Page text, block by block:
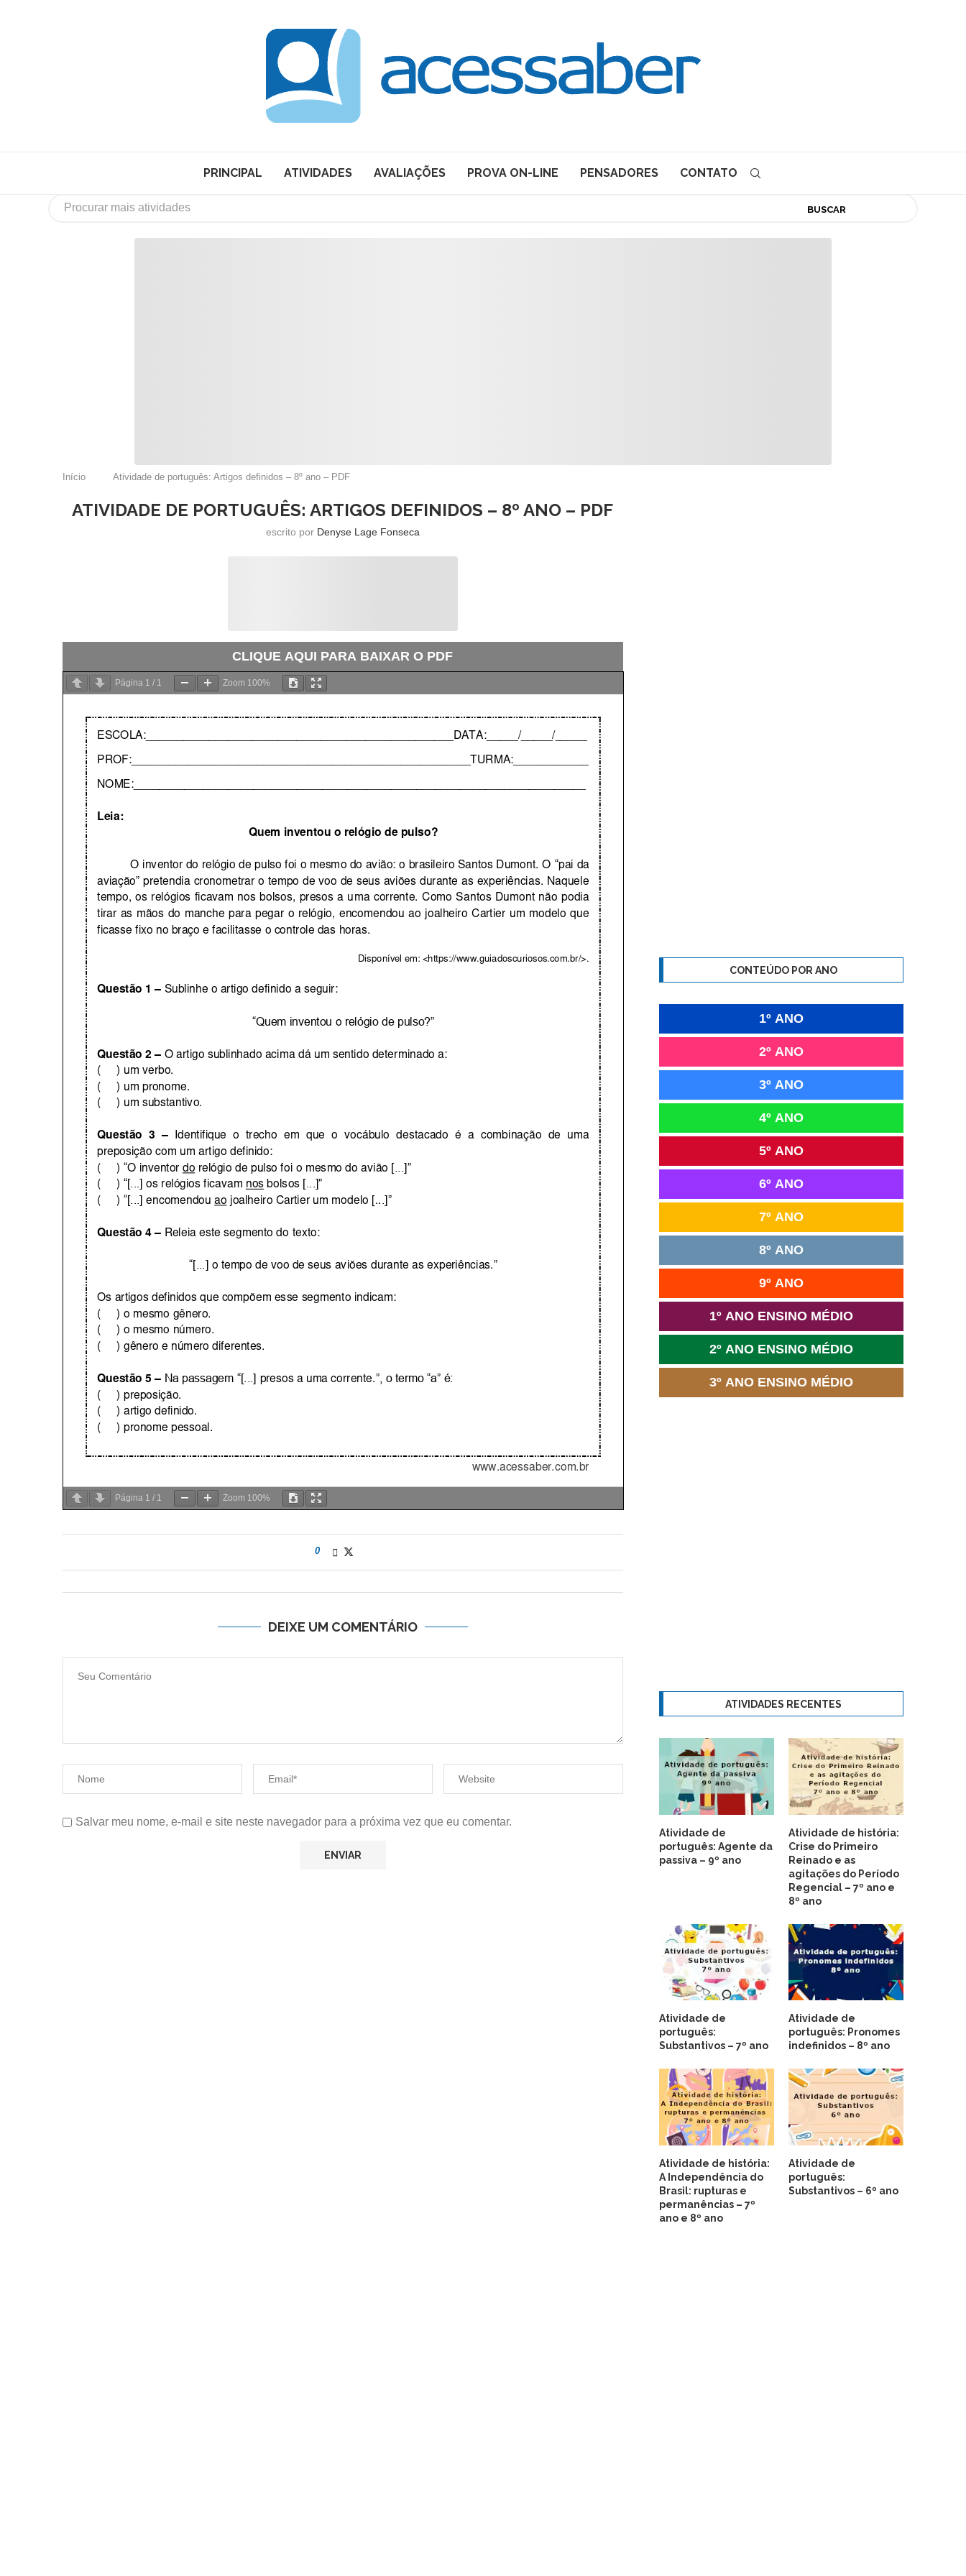
PRINCIPAL ATIVIDADES AVALIAÇÕES PROVA ON-LINE PENSADORES CONTATO
BUSCAR
Início Atividade de português: Artigos definidos – 8º ano – PDF
ATIVIDADE DE PORTUGUÊS: ARTIGOS DEFINIDOS – 8º ANO – PDF
escrito por Denyse Lage Fonseca
CLIQUE AQUI PARA BAIXAR O PDF
Página 1 / 1 Zoom 100%
Página 1 / 1 Zoom 100%
0
DEIXE UM COMENTÁRIO
Salvar meu nome, e-mail e site neste navegador para a próxima vez que eu comentar.
CONTEÚDO POR ANO
1º ANO
2º ANO
3º ANO
4º ANO
5º ANO
6º ANO
7º ANO
8º ANO
9º ANO
1º ANO ENSINO MÉDIO
2º ANO ENSINO MÉDIO
3º ANO ENSINO MÉDIO
ATIVIDADES RECENTES
Atividade de
português: Agente da
passiva – 9º ano
Atividade de história:
Crise do Primeiro
Reinado e as
agitações do Período
Regencial – 7º ano e
8º ano
Atividade de
português:
Substantivos – 7º ano
Atividade de
português: Pronomes
indefinidos – 8º ano
Atividade de história:
A Independência do
Brasil: rupturas e
permanências – 7º
ano e 8º ano
Atividade de
português:
Substantivos – 6º ano